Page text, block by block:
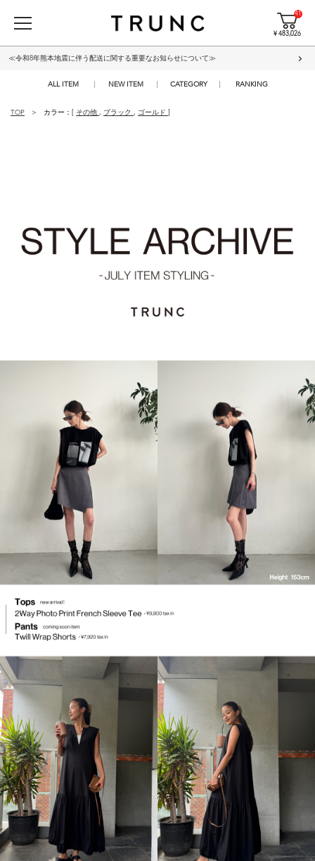
41
¥ 483,026
≪令和8年熊本地震に伴う配送に関する重要なお知らせについて≫
ALL ITEM NEW ITEM CATEGORY RANKING
TOP カラー：[ その他 , ブラック , ゴールド